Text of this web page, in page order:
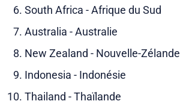
South Africa - Afrique du Sud
Australia - Australie
New Zealand - Nouvelle-Zélande
Indonesia - Indonésie
Thailand - Thaïlande